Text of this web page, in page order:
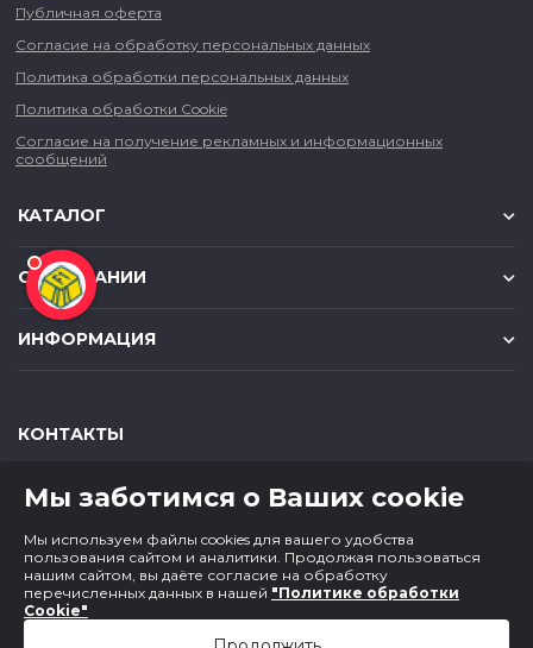
Публичная оферта
Согласие на обработку персональных данных
Политика обработки персональных данных
Политика обработки Cookie
Согласие на получение рекламных и информационных
сообщений
КАТАЛОГ
О КОМПАНИИ
ИНФОРМАЦИЯ
КОНТАКТЫ
650000 ,г. Кемерово,ул. Мичурина, д.13
paper@cf1.ru
Мы заботимся о Ваших cookie
Мы используем файлы cookies для вашего удобства
пользования сайтом и аналитики. Продолжая пользоваться
нашим сайтом, вы даёте согласие на обработку
перечисленных данных в нашей "Политике обработки
Cookie"